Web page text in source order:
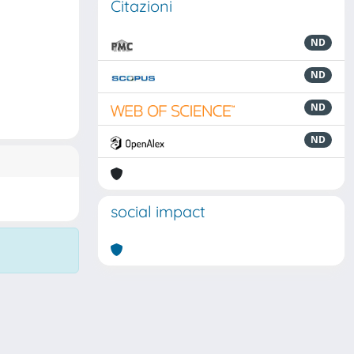
Citazioni
ND
ND
ND
ND
social impact